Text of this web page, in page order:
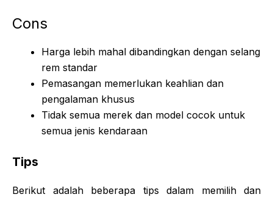
Cons
Harga lebih mahal dibandingkan dengan selang
rem standar
Pemasangan memerlukan keahlian dan
pengalaman khusus
Tidak semua merek dan model cocok untuk
semua jenis kendaraan
Tips
Berikut adalah beberapa tips dalam memilih dan